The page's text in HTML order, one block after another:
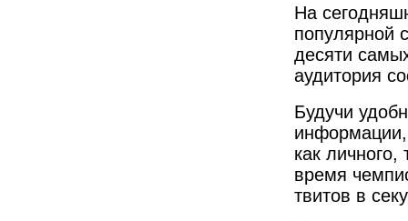
На
популярной
десяти
аудитория
Будучи
информации,
как личного,
время
твитов в